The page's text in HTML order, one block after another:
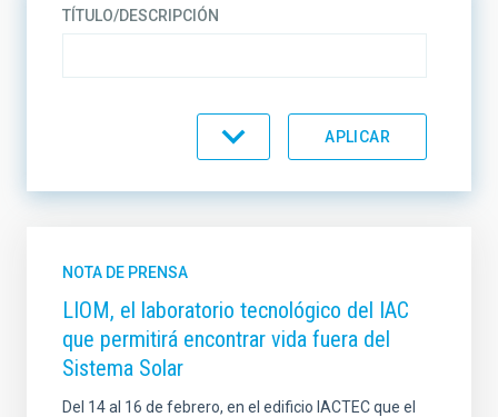
TÍTULO/DESCRIPCIÓN
FECHA DE PUBLICACIÓN (MIN)
NOTA DE PRENSA
LIOM, el laboratorio tecnológico del IAC
que permitirá encontrar vida fuera del
Sistema Solar
Del 14 al 16 de febrero, en el edificio IACTEC que el